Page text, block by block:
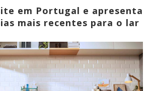
em Portugal e apresenta
mais recentes para o lar